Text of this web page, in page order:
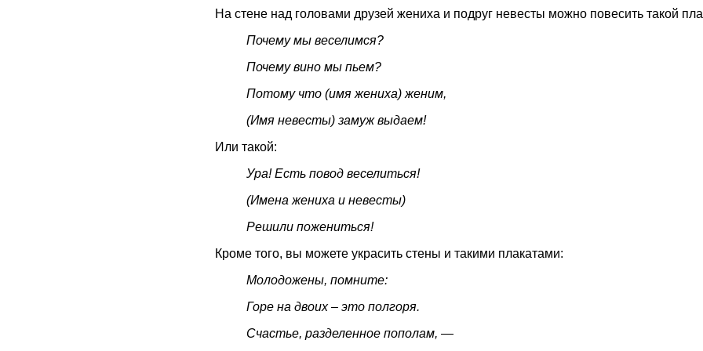
На стене над головами друзей жениха и подруг невесты можно повесить такой
Почему мы веселимся?
Почему вино мы пьем?
Потому что (имя жениха) женим,
(Имя невесты) замуж выдаем!
Или такой:
Ура! Есть повод веселиться!
(Имена жениха и невесты)
Решили пожениться!
Кроме того, вы можете украсить стены и такими плакатами:
Молодожены, помните:
Горе на двоих – это полгоря.
Счастье, разделенное пополам, —